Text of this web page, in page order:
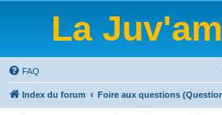
La
FAQ
Index du forum Foire aux questions